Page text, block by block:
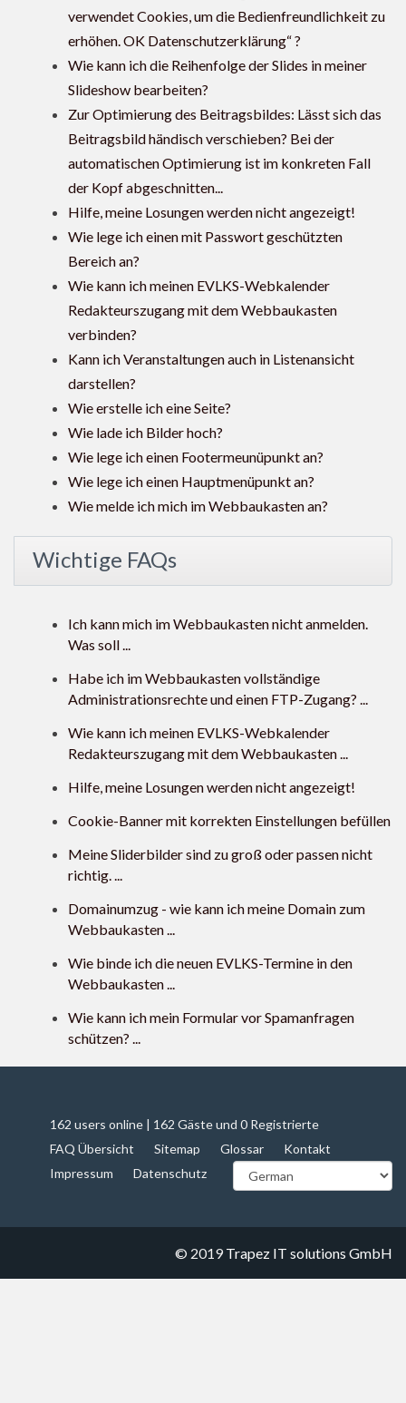
verwendet Cookies, um die Bedienfreundlichkeit zu
erhöhen. OK Datenschutzerklärung“ ?
Wie kann ich die Reihenfolge der Slides in meiner
Slideshow bearbeiten?
Zur Optimierung des Beitragsbildes: Lässt sich das
Beitragsbild händisch verschieben? Bei der
automatischen Optimierung ist im konkreten Fall
der Kopf abgeschnitten...
Hilfe, meine Losungen werden nicht angezeigt!
Wie lege ich einen mit Passwort geschützten
Bereich an?
Wie kann ich meinen EVLKS-Webkalender
Redakteurszugang mit dem Webbaukasten
verbinden?
Kann ich Veranstaltungen auch in Listenansicht
darstellen?
Wie erstelle ich eine Seite?
Wie lade ich Bilder hoch?
Wie lege ich einen Footermeunüpunkt an?
Wie lege ich einen Hauptmenüpunkt an?
Wie melde ich mich im Webbaukasten an?
Wichtige FAQs
Ich kann mich im Webbaukasten nicht anmelden.
Was soll ...
Habe ich im Webbaukasten vollständige
Administrationsrechte und einen FTP-Zugang? ...
Wie kann ich meinen EVLKS-Webkalender
Redakteurszugang mit dem Webbaukasten ...
Hilfe, meine Losungen werden nicht angezeigt!
Cookie-Banner mit korrekten Einstellungen befüllen
Meine Sliderbilder sind zu groß oder passen nicht
richtig. ...
Domainumzug - wie kann ich meine Domain zum
Webbaukasten ...
Wie binde ich die neuen EVLKS-Termine in den
Webbaukasten ...
Wie kann ich mein Formular vor Spamanfragen
schützen? ...
162 users online | 162 Gäste und 0 Registrierte
FAQ Übersicht
Sitemap Glossar
Kontakt
Impressum
Datenschutz
© 2019Trapez IT solutions GmbH